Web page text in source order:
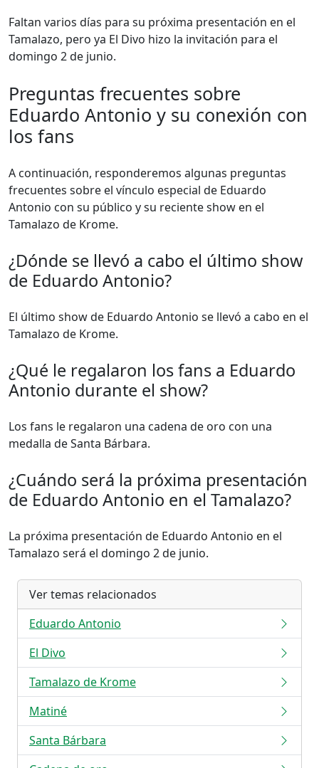
Faltan varios días para su próxima presentación en el
Tamalazo, pero ya El Divo hizo la invitación para el
domingo 2 de junio.
Preguntas frecuentes sobre
Eduardo Antonio y su conexión con
los fans
A continuación, responderemos algunas preguntas
frecuentes sobre el vínculo especial de Eduardo
Antonio con su público y su reciente show en el
Tamalazo de Krome.
¿Dónde se llevó a cabo el último show
de Eduardo Antonio?
El último show de Eduardo Antonio se llevó a cabo en el
Tamalazo de Krome.
¿Qué le regalaron los fans a Eduardo
Antonio durante el show?
Los fans le regalaron una cadena de oro con una
medalla de Santa Bárbara.
¿Cuándo será la próxima presentación
de Eduardo Antonio en el Tamalazo?
La próxima presentación de Eduardo Antonio en el
Tamalazo será el domingo 2 de junio.
Ver temas relacionados
Eduardo Antonio
El Divo
Tamalazo de Krome
Matiné
Santa Bárbara